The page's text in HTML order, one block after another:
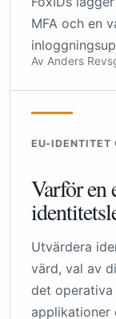
MFA och en
Av Anders
EU-IDENTITET
Varför en
Utvärdera
värd, val av
det
applikationer